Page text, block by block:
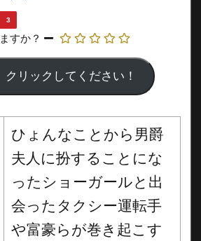
3
すか？
ひょんなことから男爵
夫人に扮することにな
ったショーガールと出
会ったタクシー運転手
や富豪らが巻き起こす